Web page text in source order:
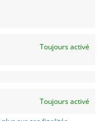
Toujours activé
Toujours activé